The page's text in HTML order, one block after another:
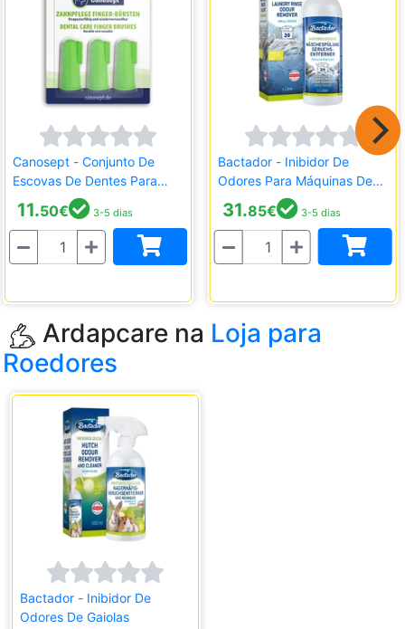
Canosept - Conjunto De
Escovas De Dentes Para
Dedo
11.50€ 3-5 dias
Quantidade
Bactador - Inibidor De
Odores Para Máquinas De
Lavar Roupa
31.85€ 3-5 dias
Quantidade
Ardapcare na Loja para
Roedores
Bactador - Inibidor De
Odores De Gaiolas